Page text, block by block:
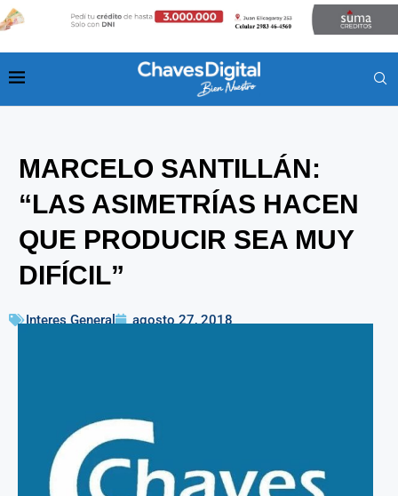
MARCELO SANTILLÁN:
“LAS ASIMETRÍAS HACEN
QUE PRODUCIR SEA MUY
DIFÍCIL”
Interes General agosto 27, 2018